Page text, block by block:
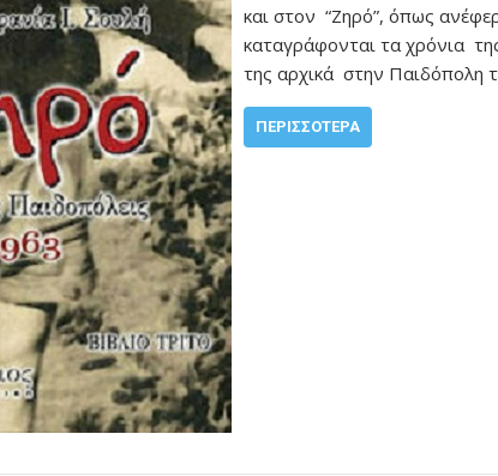
και στον “Ζηρό”, όπως
καταγράφονται τα χρόνια
της αρχικά στην Παιδόπολη
ΠΕΡΙΣΣΌΤΕΡΑ